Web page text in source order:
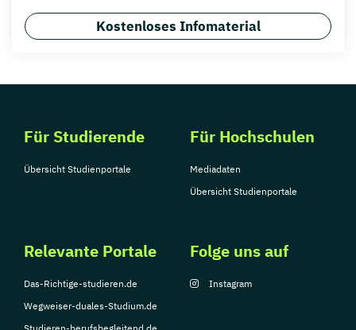
Kostenloses Infomaterial
Für Studierende
Übersicht Studienportale
Für Hochschulen
Mediadaten
Übersicht Studienportale
Relevante Portale
Das-Richtige-studieren.de
Wegweiser-duales-Studium.de
Folge uns auf
Instagram